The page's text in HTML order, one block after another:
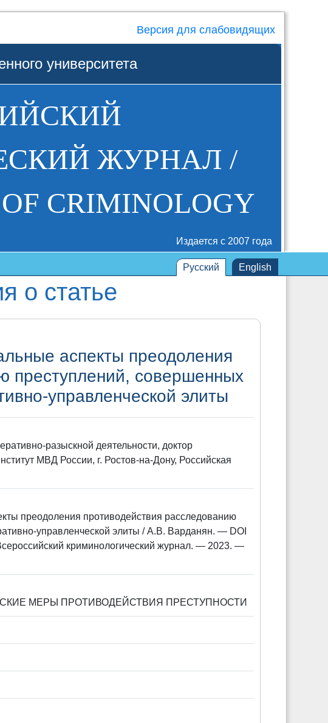
Версия для слабовидящих
университета
ЖУРНАЛ /
CRIMINOLOGY
Издается с 2007 года
Русский English
о статье
аспекты преодоления
преступлений, совершенных
управленческой элиты
разыскной деятельности, доктор
МВД России, г. Ростов-на-Дону, Российская
преодоления противодействия расследованию
управленческой элиты / А.В. Варданян. — DOI
криминологический журнал. — 2023. —
МЕРЫ ПРОТИВОДЕЙСТВИЯ ПРЕСТУПНОСТИ